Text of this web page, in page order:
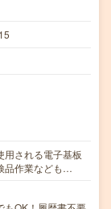
用される電子基板
品作業なども…